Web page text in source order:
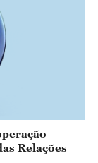
Relações